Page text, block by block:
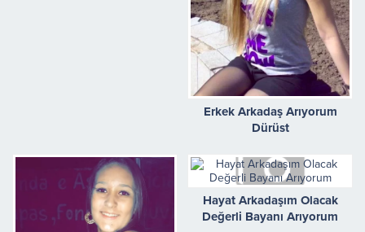
Erkek Arkadaş Arıyorum
Dürüst
Hayat Arkadaşım Olacak
Değerli Bayanı Arıyorum